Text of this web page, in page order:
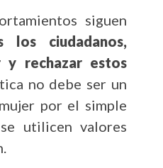
siguen
ciudadanos,
y rechazar estos
no debe ser un
por el simple
utilicen valores